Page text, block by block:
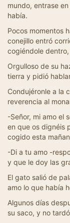
mundo, entrase
había.
Pocos momentos
conejillo entró
cogiéndole
Orgulloso de su
tierra y pidió
Condujéronle a la
reverencia al
-Señor, mi amo el
en que os dignéis
cogido esta
-Di a tu amo -
y que le doy las
El gato salió de
amo lo que había
Algunos días
su saco, y no